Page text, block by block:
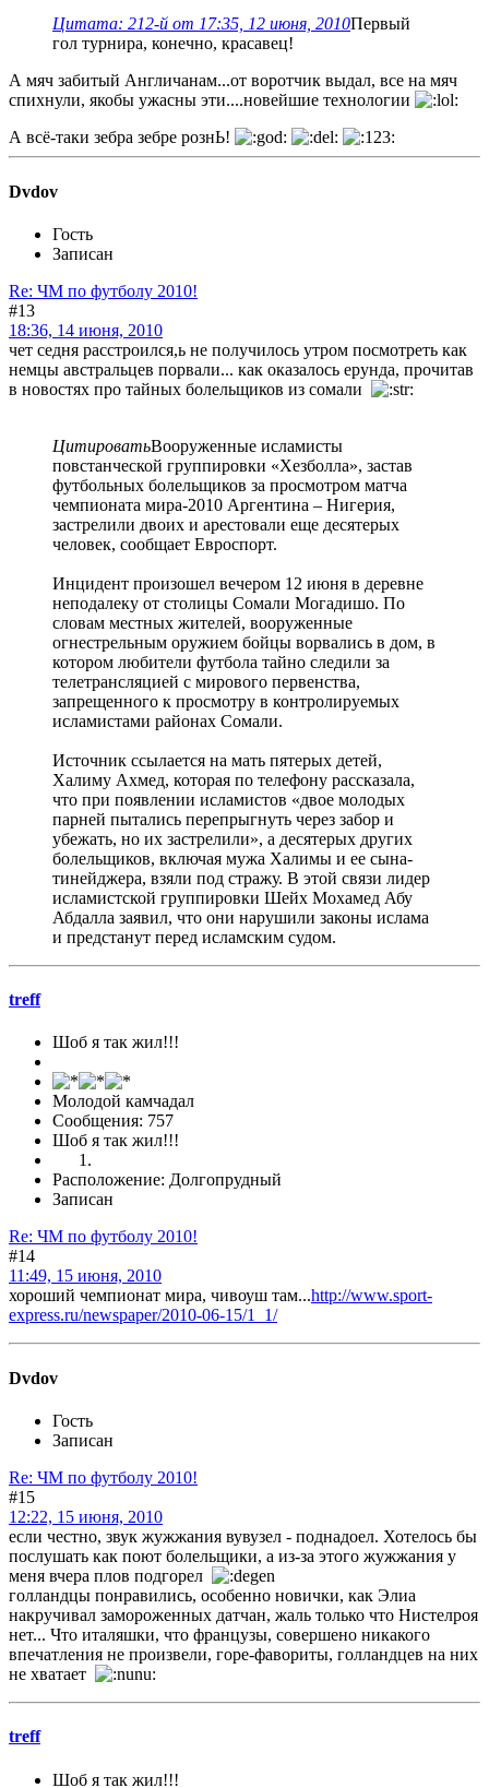
Цитата: 212-й от 17:35, 12 июня, 2010Первый
гол турнира, конечно, красавец!
А мяч забитый Англичанам...от воротчик выдал, все на мяч
спихнули, якобы ужасны эти....новейшие технологии
А всё-таки зебра зебре рознЬ!
Dvdov
Гость
Записан
Re: ЧМ по футболу 2010!
#13
18:36, 14 июня, 2010
чет седня расстроился,ь не получилось утром посмотреть как
немцы австральцев порвали... как оказалось ерунда, прочитав
в новостях про тайных болельщиков из сомали
ЦитироватьВооруженные исламисты
повстанческой группировки «Хезболла», застав
футбольных болельщиков за просмотром матча
чемпионата мира-2010 Аргентина – Нигерия,
застрелили двоих и арестовали еще десятерых
человек, сообщает Евроспорт.
Инцидент произошел вечером 12 июня в деревне
неподалеку от столицы Сомали Могадишо. По
словам местных жителей, вооруженные
огнестрельным оружием бойцы ворвались в дом, в
котором любители футбола тайно следили за
телетрансляцией с мирового первенства,
запрещенного к просмотру в контролируемых
исламистами районах Сомали.
Источник ссылается на мать пятерых детей,
Халиму Ахмед, которая по телефону рассказала,
что при появлении исламистов «двое молодых
парней пытались перепрыгнуть через забор и
убежать, но их застрелили», а десятерых других
болельщиков, включая мужа Халимы и ее сына-
тинейджера, взяли под стражу. В этой связи лидер
исламистской группировки Шейх Мохамед Абу
Абдалла заявил, что они нарушили законы ислама
и предстанут перед исламским судом.
treff
Шоб я так жил!!!
Молодой камчадал
Сообщения: 757
Шоб я так жил!!!
Расположение: Долгопрудный
Записан
Re: ЧМ по футболу 2010!
#14
11:49, 15 июня, 2010
хороший чемпионат мира, чивоуш там...http://www.sport-
express.ru/newspaper/2010-06-15/1_1/
Dvdov
Гость
Записан
Re: ЧМ по футболу 2010!
#15
12:22, 15 июня, 2010
если честно, звук жужжания вувузел - поднадоел. Хотелось бы
послушать как поют болельщики, а из-за этого жужжания у
меня вчера плов подгорел
голландцы понравились, особенно новички, как Элиа
накручивал замороженных датчан, жаль только что Нистелроя
нет... Что италяшки, что французы, совершено никакого
впечатления не произвели, горе-фавориты, голландцев на них
не хватает
treff
Шоб я так жил!!!